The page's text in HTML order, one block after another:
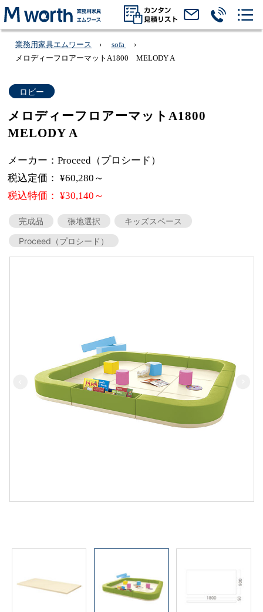
業務用家具エムワース
sofa
メロディーフロアーマットA1800 MELODY A
ロビー
メロディーフロアーマットA1800
MELODY A
メーカー：Proceed（プロシード）
税込定価： ¥60,280～
税込特価： ¥30,140～
完成品 張地選択
キッズスペース
Proceed（プロシード）